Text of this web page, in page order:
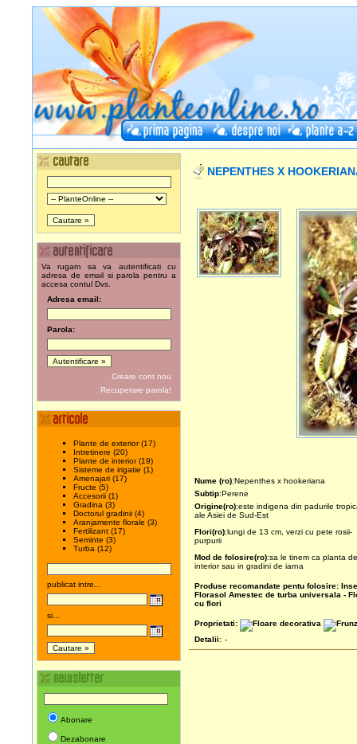
Va rugam sa va autentificati cu
adresa de email si parola pentru a
accesa contul Dvs.
Adresa email:
Parola:
Creare cont nou
Recuperare parola!
Plante de exterior (17)
Intretinere (20)
Plante de interior (19)
Sisteme de irigatie (1)
Amenajari (17)
Fructe (5)
Accesorii (1)
Gradina (3)
Doctorul gradinii (4)
Aranjamente florale (3)
Fertilizant (17)
Seminte (3)
Turba (12)
publicat intre...
si...
Abonare
Dezabonare
NEPENTHES X
Nume (ro):Nepenthes x hookeriana
Subtip:Perene
Origine(ro):este indigena din padurile
ale Asiei de Sud-Est
Flori(ro):lungi de 13 cm, verzi cu pete rosii-
purpurii
Mod de folosire(ro):sa le tinem ca planta de
interior sau in gradini de iarna
Produse recomandate pentu folosire:
Florasol Amestec de turba universala -
cu flori
Proprietati:
Detalii: -